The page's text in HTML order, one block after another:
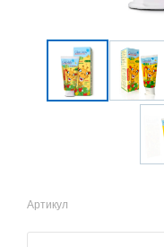
Артикул